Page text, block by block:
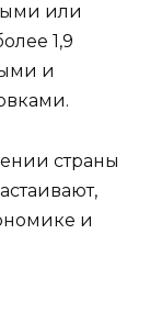
или
1,9
и
страны
и